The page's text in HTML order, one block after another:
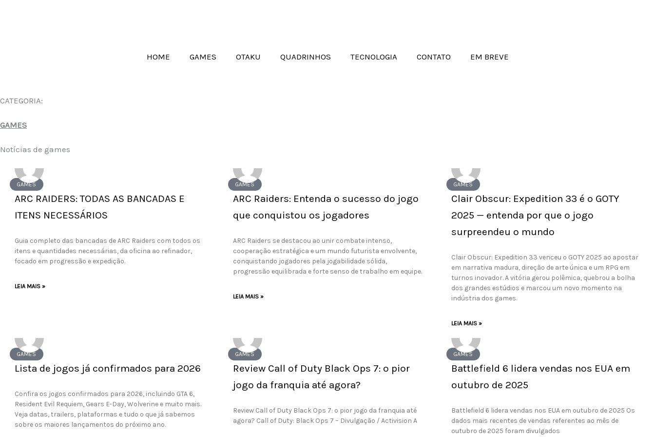
HOME
GAMES OTAKU QUADRINHOS TECNOLOGIA CONTATO EM BREVE
CATEGORIA:
GAMES
Notícias de games
GAMES
ARC RAIDERS: TODAS AS BANCADAS E
ITENS NECESSÁRIOS
Guia completo das bancadas de ARC Raiders com todos os
itens e quantidades necessárias, da oficina ao refinador,
focado em progressão e expedição.
LEIA MAIS »
GAMES
ARC Raiders: Entenda o sucesso do jogo
que conquistou os jogadores
ARC Raiders se destacou ao unir combate intenso,
cooperação estratégica e um mundo futurista envolvente,
conquistando jogadores pela jogabilidade sólida,
progressão equilibrada e forte senso de trabalho em equipe.
LEIA MAIS »
GAMES
Clair Obscur: Expedition 33 é o GOTY
2025 — entenda por que o jogo
surpreendeu o mundo
Clair Obscur: Expedition 33 venceu o GOTY 2025 ao apostar
em narrativa madura, direção de arte única e um RPG em
turnos inovador. A vitória gerou polêmica, quebrou a bolha
dos grandes estúdios e marcou um novo momento na
indústria dos games.
LEIA MAIS »
GAMES
Lista de jogos já confirmados para 2026
Confira os jogos confirmados para 2026, incluindo GTA 6,
Resident Evil Requiem, Gears E-Day, Wolverine e muito mais.
Veja datas, trailers, plataformas e tudo o que já sabemos
sobre os maiores lançamentos do próximo ano.
GAMES
Review Call of Duty Black Ops 7: o pior
jogo da franquia até agora?
Review Call of Duty Black Ops 7: o pior jogo da franquia até
agora? Call of Duty: Black Ops 7 – Divulgação / Activision A
GAMES
Battlefield 6 lidera vendas nos EUA em
outubro de 2025
Battlefield 6 lidera vendas nos EUA em outubro de 2025 Os
dados mais recentes de vendas referentes ao mês de
outubro de 2025 foram divulgados